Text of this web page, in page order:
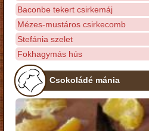
Baconbe tekert csirkemáj
Mézes-mustáros csirkecomb
Stefánia szelet
Fokhagymás hús
Csokoládé mánia